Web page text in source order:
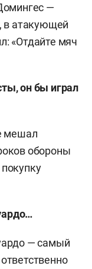
—
в атакующей
«Отдайте мяч
он бы играл
мешал
обороны
— самый